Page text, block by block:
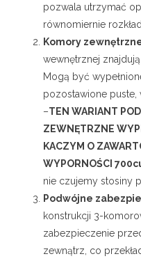
pozwala utrzymać
równomiernie
Komory
wewnętrznej
Mogą być
pozostawione puste,
–TEN WARIANT
ZEWNĘTRZNE
KACZYM O
WYPORNOŚCI
nie czujemy stosiny
Podwójne
konstrukcji 3-
zabezpieczenie
zewnątrz, co